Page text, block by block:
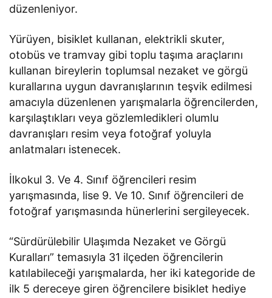
düzenleniyor.
Yürüyen, bisiklet kullanan, elektrikli skuter,
otobüs ve tramvay gibi toplu taşıma araçlarını
kullanan bireylerin toplumsal nezaket ve görgü
kurallarına uygun davranışlarının teşvik edilmesi
amacıyla düzenlenen yarışmalarla öğrencilerden,
karşılaştıkları veya gözlemledikleri olumlu
davranışları resim veya fotoğraf yoluyla
anlatmaları istenecek.
İlkokul 3. Ve 4. Sınıf öğrencileri resim
yarışmasında, lise 9. Ve 10. Sınıf öğrencileri de
fotoğraf yarışmasında hünerlerini sergileyecek.
“Sürdürülebilir Ulaşımda Nezaket ve Görgü
Kuralları” temasıyla 31 ilçeden öğrencilerin
katılabileceği yarışmalarda, her iki kategoride de
ilk 5 dereceye giren öğrencilere bisiklet hediye